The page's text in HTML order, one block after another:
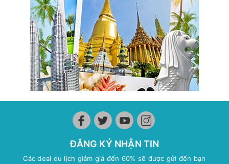
ĐĂNG KÝ NHẬN TIN
Các deal du lịch giảm giá đến 60% sẽ được gửi đến bạn